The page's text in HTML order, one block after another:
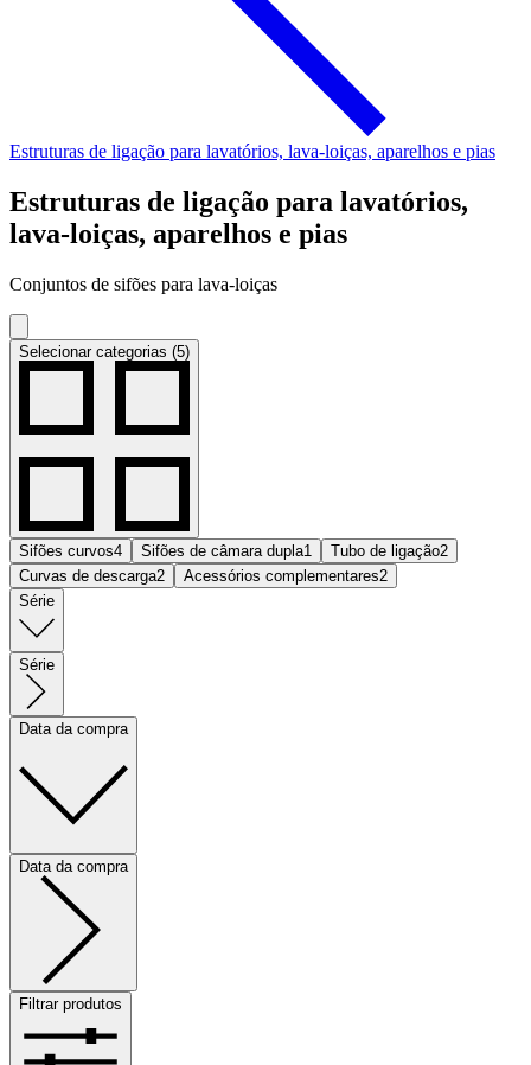
Estruturas de ligação para lavatórios, lava-loiças, aparelhos e pias
Estruturas de ligação para lavatórios,
lava-loiças, aparelhos e pias
Conjuntos de sifões para lava-loiças
Selecionar categorias (5)
Sifões curvos4 Sifões de câmara dupla1 Tubo de ligação2
Curvas de descarga2 Acessórios complementares2
Série
Série
Data da compra
Data da compra
Filtrar produtos